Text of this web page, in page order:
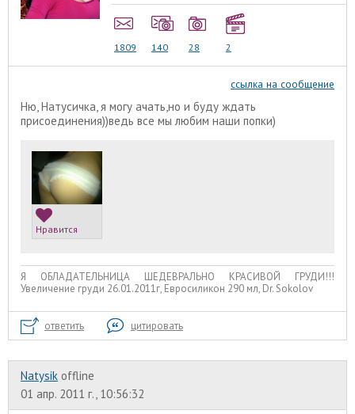
1809 140 28 2
ссылка на сообщение
Ню, Натусичка, я могу ачать,но и буду ждать
присоединения))ведь все мы любим наши попки)
Нравится
Я ОБЛАДАТЕЛЬНИЦА ШЕДЕВРАЛЬНО КРАСИВОЙ ГРУДИ!!!
Увеличение груди 26.01.2011г, Евросиликон 290 мл, Dr. Sokolov
ответить цитировать
Natysik offline
01 апр. 2011 г., 10:56:32